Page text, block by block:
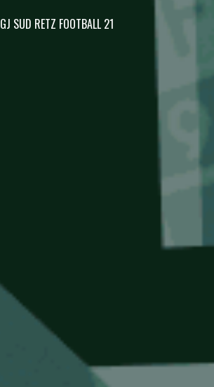
GJ SUD RETZ FOOTBALL 21